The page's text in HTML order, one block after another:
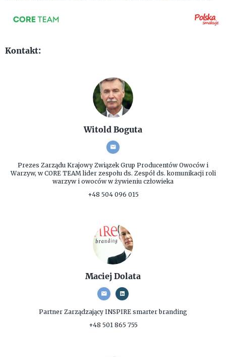
Kontakt:
Witold Boguta
Prezes Zarządu Krajowy Związek Grup Producentów Owoców i
Warzyw, w CORE TEAM lider zespołu ds. Zespół ds. komunikacji roli
warzyw i owoców w żywieniu człowieka
+48 504 096 015
Maciej Dolata
Partner Zarządzający INSPIRE smarter branding
+48 501 865 755